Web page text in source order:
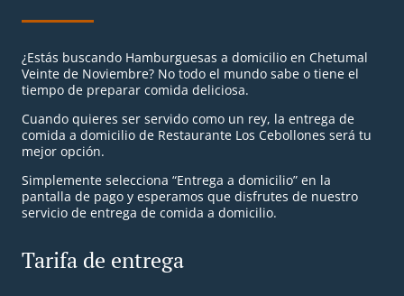
¿Estás buscando Hamburguesas a domicilio en Chetumal
Veinte de Noviembre? No todo el mundo sabe o tiene el
tiempo de preparar comida deliciosa.
Cuando quieres ser servido como un rey, la entrega de
comida a domicilio de Restaurante Los Cebollones será tu
mejor opción.
Simplemente selecciona “Entrega a domicilio” en la
pantalla de pago y esperamos que disfrutes de nuestro
servicio de entrega de comida a domicilio.
Tarifa de entrega